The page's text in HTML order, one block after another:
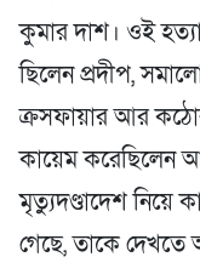
কুমার দাশ। ওই
ছিলেন প্রদীপ,
ক্রসফায়ার আর
কায়েম করেছিলেন
মৃত্যুদণ্ডাদেশ নিয়ে
গেছে, তাকে